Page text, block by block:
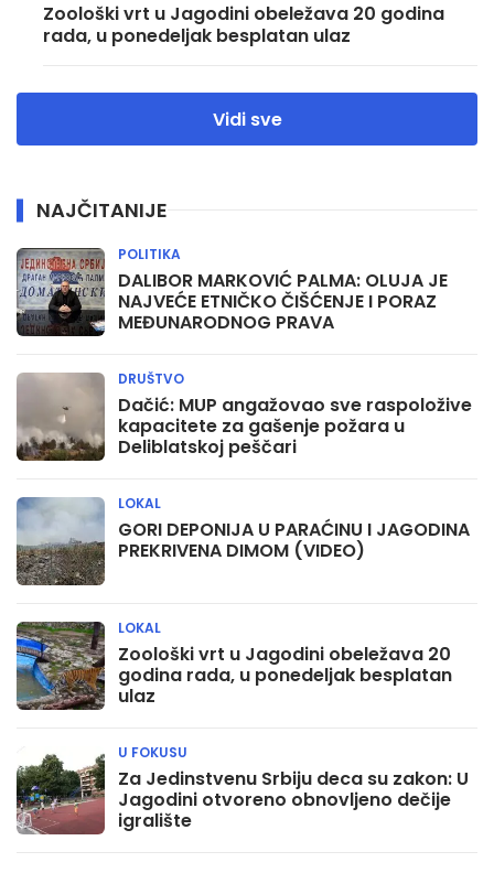
Zoološki vrt u Jagodini obeležava 20 godina
rada, u ponedeljak besplatan ulaz
Vidi sve
NAJČITANIJE
DALIBOR MARKOVIĆ PALMA: OLUJA JE
NAJVEĆE ETNIČKO ČIŠĆENJE I PORAZ
MEĐUNARODNOG PRAVA
POLITIKA
Dačić: MUP angažovao sve raspoložive
kapacitete za gašenje požara u
Deliblatskoj peščari
DRUŠTVO
GORI DEPONIJA U PARAĆINU I JAGODINA
PREKRIVENA DIMOM (VIDEO)
LOKAL
Zoološki vrt u Jagodini obeležava 20
godina rada, u ponedeljak besplatan
ulaz
LOKAL
Za Jedinstvenu Srbiju deca su zakon: U
Jagodini otvoreno obnovljeno dečije
igralište
U FOKUSU